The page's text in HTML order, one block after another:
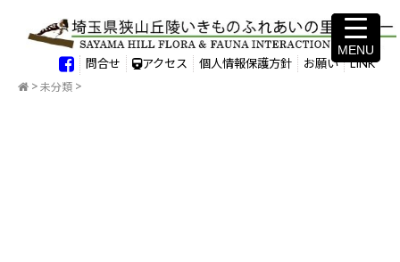
問合せ アクセス 個人情報保護方針 お願い LINK
未分類
MENU
MENU